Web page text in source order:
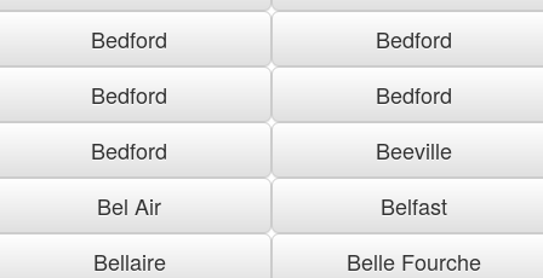
Bedford
Bedford
Bedford
Bedford
Bedford
Beeville
Bel Air
Belfast
Bellaire
Belle Fourche